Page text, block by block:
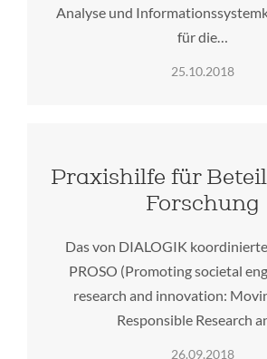
Analyse und
für die…
25.10.2018
Praxishilfe für
Forschung
Das von DIALOGIK
PROSO (Promoting societal
research and innovation:
Responsible Research
26.09.2018